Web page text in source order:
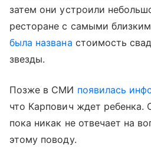
затем они устроили
ресторане с самыми
была названа стоимость
звезды.
Позже в СМИ появилась
что Карпович ждет ребенка.
пока никак не отвечает на
этому поводу.